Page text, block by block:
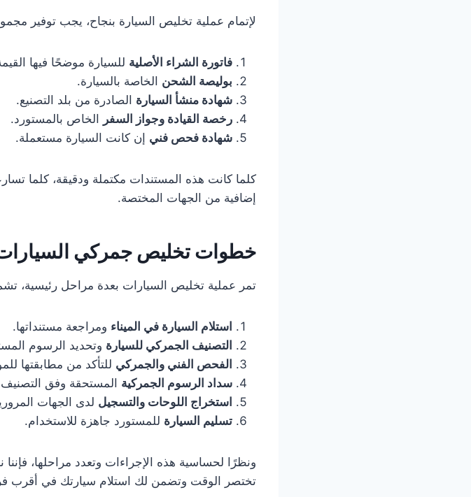
لإتمام عملية تخليص السيارة بنجاح، يجب توفير
فاتورة الشراء الأصلية للسيارة موضحًا فيها
بوليصة الشحن الخاصة بالسيارة.
شهادة منشأ السيارة الصادرة من بلد التصنيع.
رخصة القيادة وجواز السفر الخاص بالمستورد.
شهادة فحص فني إن كانت السيارة مستعملة.
كلما كانت هذه المستندات مكتملة ودقيقة، كلما
إضافية من الجهات المختصة.
خطوات تخليص جمركي
تمر عملية تخليص السيارات بعدة مراحل رئيسية،
استلام السيارة في الميناء ومراجعة مستنداتها.
التصنيف الجمركي للسيارة وتحديد الرسوم
الفحص الفني والجمركي للتأكد من مطابقتها
سداد الرسوم الجمركية المستحقة وفق
استخراج اللوحات والتسجيل لدى الجهات
تسليم السيارة للمستورد جاهزة للاستخدام.
ونظرًا لحساسية هذه الإجراءات وتعدد مراحلها،
تختصر الوقت وتضمن لك استلام سيارتك في أقرب